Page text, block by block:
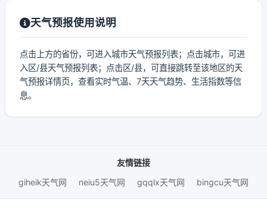
天气预报使用说明
点击上方的省份，可进入城市天气预报列表；点击城市，可进
入区/县天气预报列表；点击区/县，可直接跳转至该地区的天
气预报详情页，查看实时气温、7天天气趋势、生活指数等信
息。
友情链接
giheik天气网
neiu5天气网 gqqlx天气网 bingcu天气网